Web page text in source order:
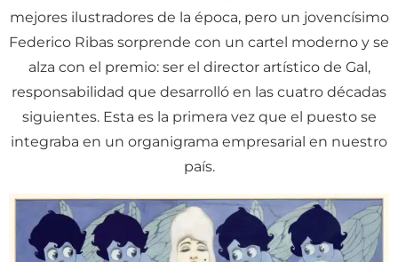
mejores ilustradores de la época, pero un jovencísimo
Federico Ribas sorprende con un cartel moderno y se
alza con el premio: ser el director artístico de Gal,
responsabilidad que desarrolló en las cuatro décadas
siguientes. Esta es la primera vez que el puesto se
integraba en un organigrama empresarial en nuestro
país.